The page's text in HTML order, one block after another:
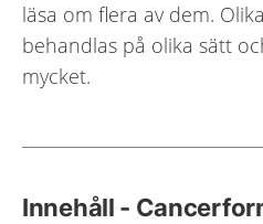
läsa om flera av dem.
behandlas på olika sätt
mycket.
Innehåll -